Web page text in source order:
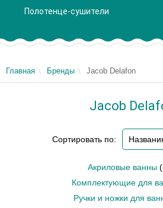
Полотенце-сушители
Главная Бренды Jacob Delafon
Jacob
Сортировать по:
Акриловые ванны
Комплектующие для
Ручки и ножки для